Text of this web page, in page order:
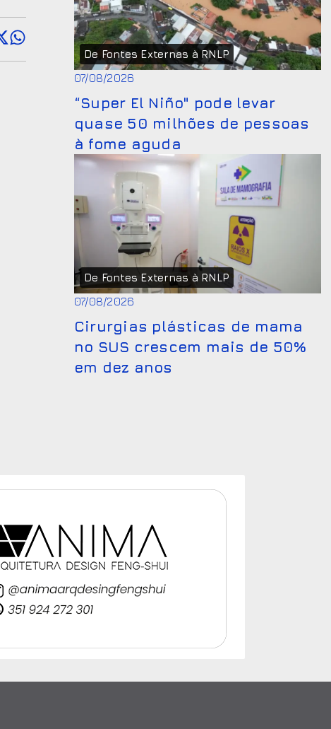
De Fontes Externas à RNLP
07/08/2026
“Super El Niño" pode levar
quase 50 milhões de pessoas
à fome aguda
De Fontes Externas à RNLP
07/08/2026
Cirurgias plásticas de mama
no SUS crescem mais de 50%
em dez anos